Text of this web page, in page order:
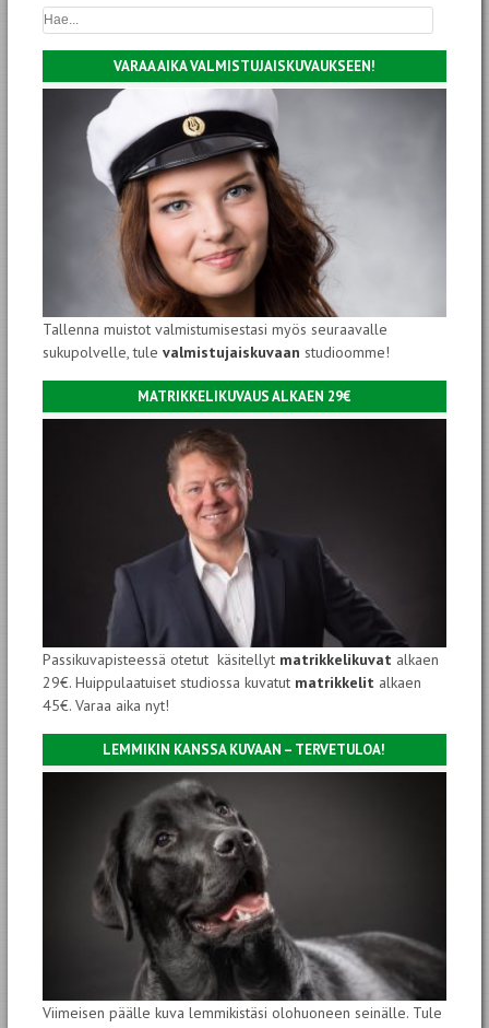
VARAA AIKA VALMISTUJAISKUVAUKSEEN!
Tallenna muistot valmistumisestasi myös seuraavalle
sukupolvelle, tule valmistujaiskuvaan studioomme!
MATRIKKELIKUVAUS ALKAEN 29€
Passikuvapisteessä otetut käsitellyt matrikkelikuvat alkaen
29€. Huippulaatuiset studiossa kuvatut matrikkelit alkaen
45€. Varaa aika nyt!
LEMMIKIN KANSSA KUVAAN – TERVETULOA!
Viimeisen päälle kuva lemmikistäsi olohuoneen seinälle. Tule